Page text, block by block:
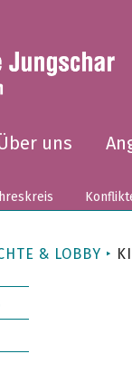
uns
& LOBBY